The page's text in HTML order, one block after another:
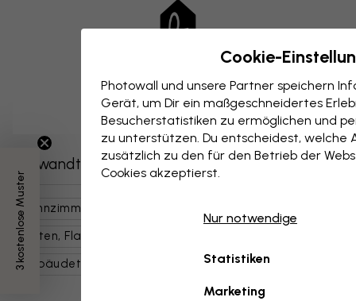
Verwandte Kategorien
Wohnzimmer
Karten, Flaggen, Orte
Gebäudetypen Und Einrichtungen
Bunt
3 kostenlose Muster
Cookie-
Photowall und unsere Partner speichern
Gerät, um Dir ein maßgeschneidertes
Besucherstatistiken zu ermöglichen und
zu unterstützen. Du entscheidest, welche
zusätzlich zu den für den Betrieb der
Cookies akzeptierst.
Nur notwendige
Statistiken
Marketing